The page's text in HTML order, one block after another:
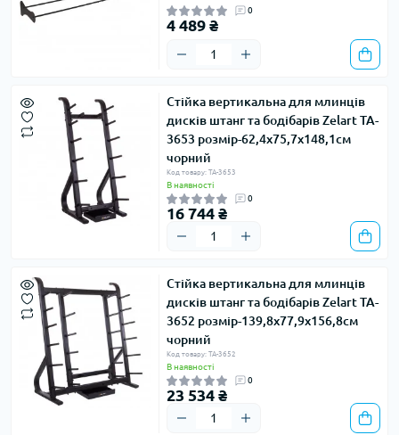
0
4 489 ₴
Стійка вертикальна для млинців
дисків штанг та бодібарів Zelart TA-
3653 розмір-62,4x75,7x148,1см
чорний
Код товару: TA-3653
В наявності
0
16 744 ₴
Стійка вертикальна для млинців
дисків штанг та бодібарів Zelart TA-
3652 розмір-139,8x77,9x156,8см
чорний
Код товару: TA-3652
В наявності
0
23 534 ₴